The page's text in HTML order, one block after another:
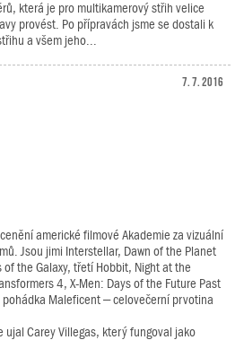
která je pro multikamerový střih velice
provést. Po přípravách jsme se dostali k
a všem jeho...
7. 7. 2016
americké filmové Akademie za vizuální
Jsou jimi Interstellar, Dawn of the Planet
the Galaxy, třetí Hobbit, Night at the
4, X-Men: Days of the Future Past
Maleficent – celovečerní prvotina
ujal Carey Villegas, který fungoval jako